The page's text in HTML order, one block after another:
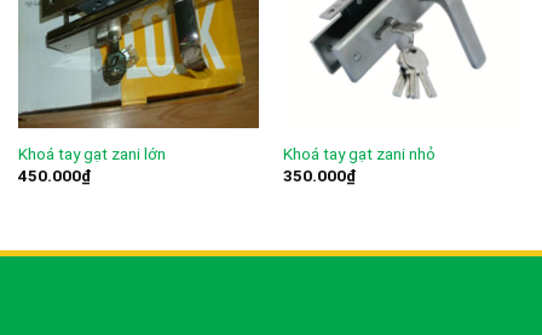
Khoá tay gạt zani lớn
450.000₫
Khoá tay gạt zani nhỏ
350.000₫